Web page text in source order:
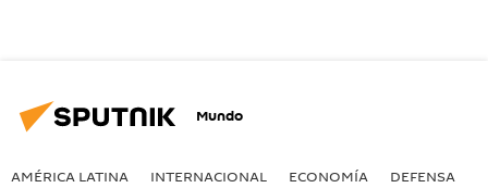
Mundo
AMÉRICA LATINA INTERNACIONAL ECONOMÍA DEFENSA